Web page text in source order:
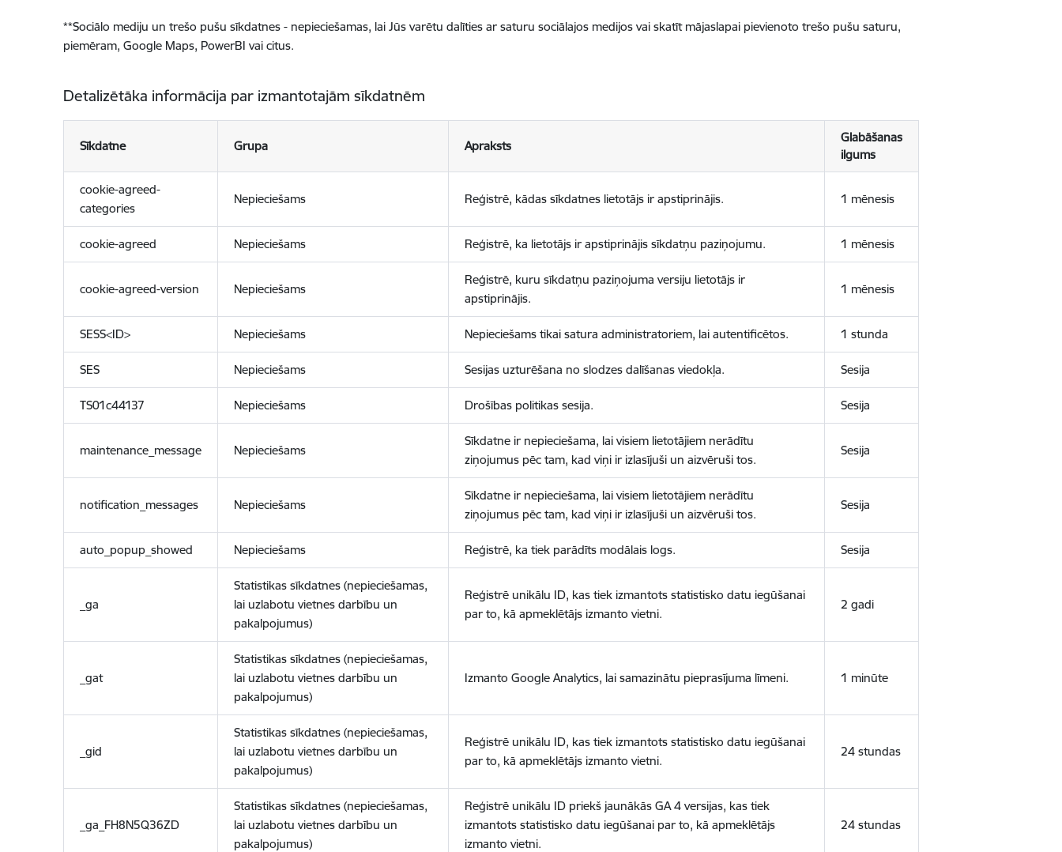
**Sociālo mediju un trešo pušu sīkdatnes - nepieciešamas, lai Jūs varētu dalīties ar saturu sociālajos medijos vai skatīt mājaslapai pievienoto trešo pušu saturu,
piemēram, Google Maps, PowerBI vai citus.
Detalizētāka informācija par izmantotajām sīkdatnēm
Sīkdatne Grupa Apraksts
Glabāšanas
ilgums
cookie-agreed-
categories
Nepieciešams Reģistrē, kādas sīkdatnes lietotājs ir apstiprinājis. 1 mēnesis
cookie-agreed Nepieciešams Reģistrē, ka lietotājs ir apstiprinājis sīkdatņu paziņojumu. 1 mēnesis
cookie-agreed-version Nepieciešams
Reģistrē, kuru sīkdatņu paziņojuma versiju lietotājs ir
apstiprinājis.
1 mēnesis
SESS<ID> Nepieciešams Nepieciešams tikai satura administratoriem, lai autentificētos. 1 stunda
SES Nepieciešams Sesijas uzturēšana no slodzes dalīšanas viedokļa. Sesija
TS01c44137 Nepieciešams Drošības politikas sesija. Sesija
maintenance_message Nepieciešams
Sīkdatne ir nepieciešama, lai visiem lietotājiem nerādītu
ziņojumus pēc tam, kad viņi ir izlasījuši un aizvēruši tos.
Sesija
notification_messages Nepieciešams
Sīkdatne ir nepieciešama, lai visiem lietotājiem nerādītu
ziņojumus pēc tam, kad viņi ir izlasījuši un aizvēruši tos.
Sesija
auto_popup_showed Nepieciešams Reģistrē, ka tiek parādīts modālais logs. Sesija
_ga
Statistikas sīkdatnes (nepieciešamas,
lai uzlabotu vietnes darbību un
pakalpojumus)
Reģistrē unikālu ID, kas tiek izmantots statistisko datu iegūšanai
par to, kā apmeklētājs izmanto vietni.
2 gadi
_gat
Statistikas sīkdatnes (nepieciešamas,
lai uzlabotu vietnes darbību un
pakalpojumus)
Izmanto Google Analytics, lai samazinātu pieprasījuma līmeni. 1 minūte
_gid
Statistikas sīkdatnes (nepieciešamas,
lai uzlabotu vietnes darbību un
pakalpojumus)
Reģistrē unikālu ID, kas tiek izmantots statistisko datu iegūšanai
par to, kā apmeklētājs izmanto vietni.
24 stundas
_ga_FH8N5Q36ZD
Statistikas sīkdatnes (nepieciešamas,
lai uzlabotu vietnes darbību un
pakalpojumus)
Reģistrē unikālu ID priekš jaunākās GA 4 versijas, kas tiek
izmantots statistisko datu iegūšanai par to, kā apmeklētājs
izmanto vietni.
24 stundas